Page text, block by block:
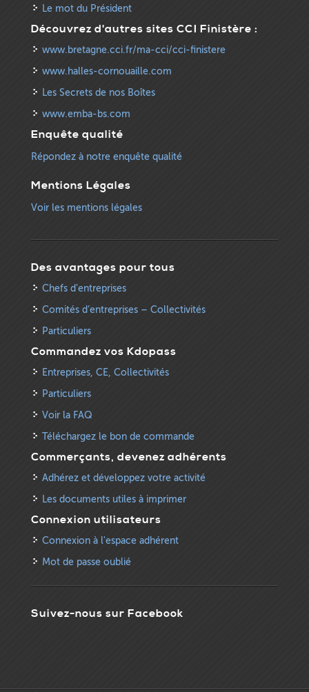
Le mot du Président
Découvrez d'autres sites CCI Finistère :
www.bretagne.cci.fr/ma-cci/cci-finistere
www.halles-cornouaille.com
Les Secrets de nos Boîtes
www.emba-bs.com
Enquête qualité
Répondez à notre enquête qualité
Mentions Légales
Voir les mentions légales
Des avantages pour tous
Chefs d’entreprises
Comités d’entreprises – Collectivités
Particuliers
Commandez vos Kdopass
Entreprises, CE, Collectivités
Particuliers
Voir la FAQ
Téléchargez le bon de commande
Commerçants, devenez adhérents
Adhérez et développez votre activité
Les documents utiles à imprimer
Connexion utilisateurs
Connexion à l'espace adhérent
Mot de passe oublié
Suivez-nous sur Facebook